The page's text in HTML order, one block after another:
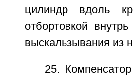
цилиндр вдоль
отбортовкой
выскальзывания из
25.